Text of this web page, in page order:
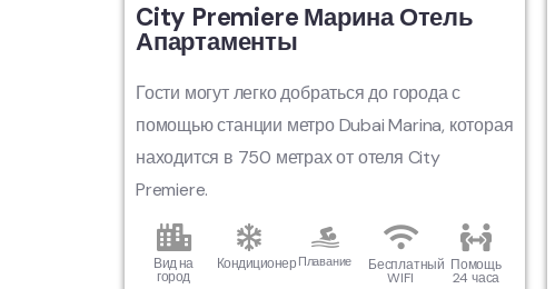
City Premiere Марина Отель
Апартаменты
Гости могут легко добраться до города с
помощью станции метро Dubai Marina, которая
находится в 750 метрах от отеля City
Premiere.
Вид на
город
Кондиционер Плавание Бесплатный
WIFI
Помощь
24 часа